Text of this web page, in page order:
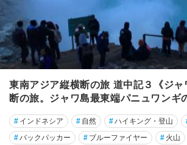
東南アジア縦横断の旅 道中記３《ジ
断の旅。ジャワ島最東端パニュワンギ
# インドネシア # 自然 #ハイキング・登山
#バックパッカー # ブルーファイヤー # 火山